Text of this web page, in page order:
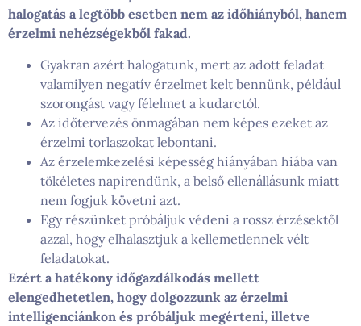
halogatás a legtöbb esetben nem az időhiányból, hanem
érzelmi nehézségekből fakad.
Gyakran azért halogatunk, mert az adott feladat
valamilyen negatív érzelmet kelt bennünk, például
szorongást vagy félelmet a kudarctól.
Az időtervezés önmagában nem képes ezeket az
érzelmi torlaszokat lebontani.
Az érzelemkezelési képesség hiányában hiába van
tökéletes napirendünk, a belső ellenállásunk miatt
nem fogjuk követni azt.
Egy részünket próbáljuk védeni a rossz érzésektől
azzal, hogy elhalasztjuk a kellemetlennek vélt
feladatokat.
Ezért a hatékony időgazdálkodás mellett
elengedhetetlen, hogy dolgozzunk az érzelmi
intelligenciánkon és próbáljuk megérteni, illetve